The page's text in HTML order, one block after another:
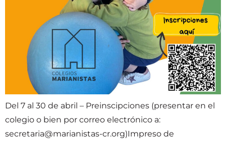
Del 7 al 30 de abril – Preinscipciones (presentar en el
colegio o bien por correo electrónico a:
secretaria@marianistas-cr.org)Impreso de